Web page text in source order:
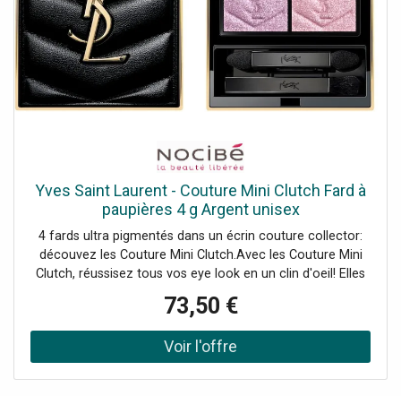
Yves Saint Laurent - Couture Mini Clutch Fard à
paupières 4 g Argent unisex
4 fards ultra pigmentés dans un écrin couture collector:
découvez les Couture Mini Clutch.Avec les Couture Mini
Clutch, réussisez tous vos eye look en un clin d'oeil! Elles
un regard intense et captivant.Des harmonies pour tous
les looks.Avec des harmonies de 4 fards, les Couture Mini
Clutch ont été pensées pour les amateurs de looks nudes
comme de looks plus audacieux et colorés. Quelle que
73,50 €